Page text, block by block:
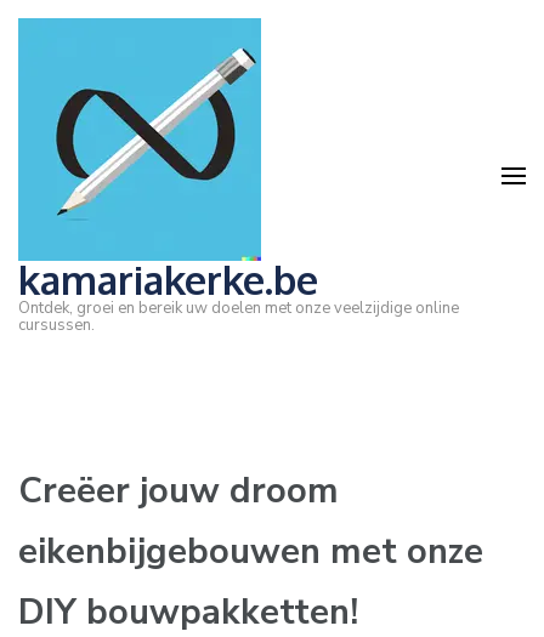
Ga
Enter)
kamariakerke.be
Ontdek, groei en bereik uw doelen met onze veelzijdige online
cursussen.
Creëer jouw droom
eikenbijgebouwen met onze
DIY bouwpakketten!